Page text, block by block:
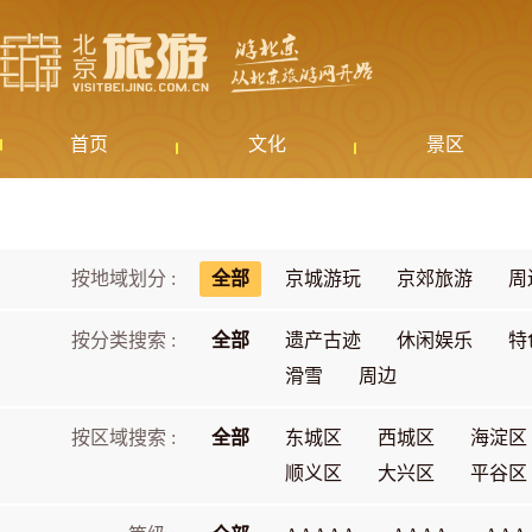
首页 文化 景区
按地域划分 : 全部 京城游玩 京郊旅游 周
按分类搜索 : 全部 遗产古迹 休闲娱乐
特
滑雪
周边
按区域搜索 : 全部 东城区 西城区
海淀区
顺义区
大兴区 平谷区